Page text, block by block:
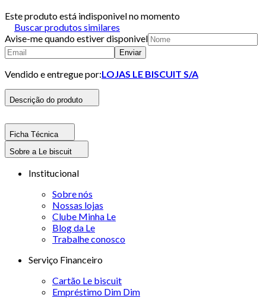
Este produto está indisponivel no momento
Buscar produtos similares
Avise-me quando estiver disponivel
Enviar
Vendido e entregue por:LOJAS LE BISCUIT S/A
Descrição do produto
Ficha Técnica
Sobre a Le biscuit
Institucional
Sobre nós
Nossas lojas
Clube Minha Le
Blog da Le
Trabalhe conosco
Serviço Financeiro
Cartão Le biscuit
Empréstimo Dim Dim